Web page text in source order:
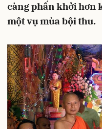
càng phấn khởi hơn
một vụ mùa bội thu.